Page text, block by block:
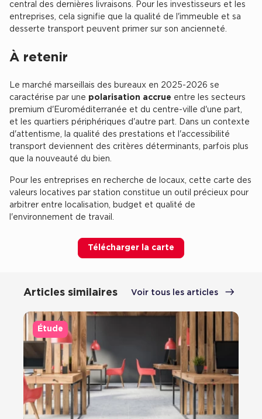
central des dernières livraisons. Pour les investisseurs et les
entreprises, cela signifie que la qualité de l'immeuble et sa
desserte transport peuvent primer sur son ancienneté.
À retenir
Le marché marseillais des bureaux en 2025-2026 se
caractérise par une polarisation accrue entre les secteurs
premium d'Euroméditerranée et du centre-ville d'une part,
et les quartiers périphériques d'autre part. Dans un contexte
d'attentisme, la qualité des prestations et l'accessibilité
transport deviennent des critères déterminants, parfois plus
que la nouveauté du bien.
Pour les entreprises en recherche de locaux, cette carte des
valeurs locatives par station constitue un outil précieux pour
arbitrer entre localisation, budget et qualité de
l'environnement de travail.
Télécharger la carte
Articles similaires Voir tous les articles
Étude